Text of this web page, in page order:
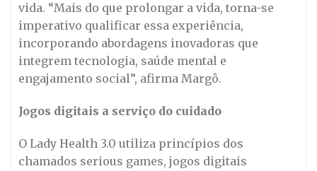
vida. “Mais do que prolongar a vida, torna-se
imperativo qualificar essa experiência,
incorporando abordagens inovadoras que
integrem tecnologia, saúde mental e
engajamento social”, afirma Margô.
Jogos digitais a serviço do cuidado
O Lady Health 3.0 utiliza princípios dos
chamados serious games, jogos digitais